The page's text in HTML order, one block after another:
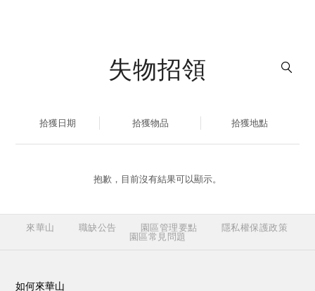
失物招領
拾獲日期 拾獲物品 拾獲地點
抱歉，目前沒有結果可以顯示。
來華山 職缺公告 園區管理要點 隱私權保護政策
園區常見問題
如何來華山